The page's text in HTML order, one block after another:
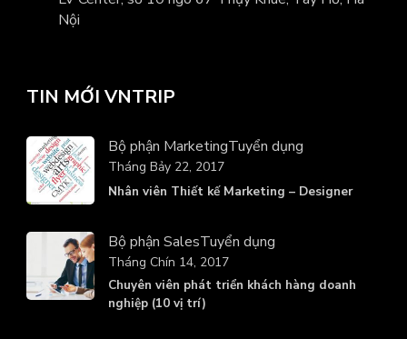
Nội
TIN MỚI VNTRIP
Bộ phận MarketingTuyển dụng
Nhân viên Thiết kế Marketing – Designer
Tháng Bảy 22, 2017
Bộ phận SalesTuyển dụng
Chuyên viên phát triển khách hàng doanh
nghiệp (10 vị trí)
Tháng Chín 14, 2017